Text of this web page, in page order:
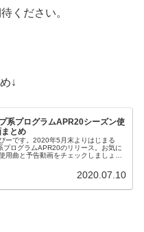
ください。
↓
系プログラムAPR20シーズン使
とめ
ーです。2020年5月末よりはじまる
プログラムAPR20のリリース。お気に
用曲と予告動画をチェックしましょ
2020.07.10